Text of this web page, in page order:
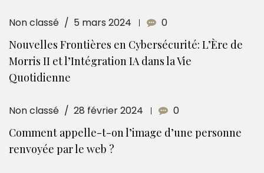
Non classé 5 mars 2024 0
Nouvelles Frontières en Cybersécurité: L’Ère de
Morris II et l’Intégration IA dans la Vie
Quotidienne
Non classé 28 février 2024 0
Comment appelle-t-on l’image d’une personne
renvoyée par le web ?